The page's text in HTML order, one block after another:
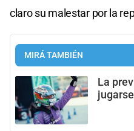
claro su malestar por la
MIRÁ TAMBIÉN
La